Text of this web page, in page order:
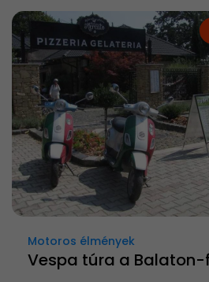
Motoros élmények
Vespa túra a